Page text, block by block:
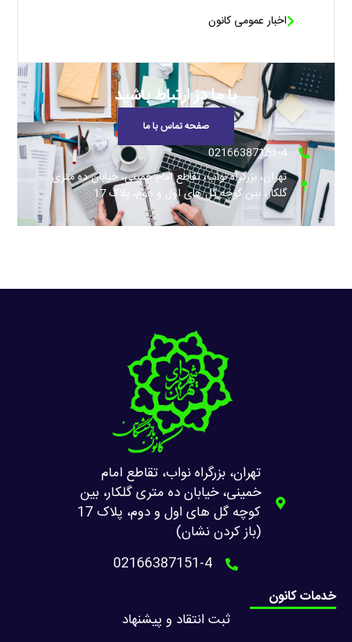
اخبار عمومی کانون
با ما در ارتباط باشید
صفحه تماس با ما
02166387151-4
تهران، بزرگراه نواب، تقاطع امام خمینی، خیابان ده متری
گلکار، بین کوچه گل های اول و دوم، پلاک 17
تهران، بزرگراه نواب، تقاطع امام
خمینی، خیابان ده متری گلکار، بین
کوچه گل های اول و دوم، پلاک 17
(باز کردن نشان)
02166387151-4
خدمات کانون
ثبت انتقاد و پیشنهاد